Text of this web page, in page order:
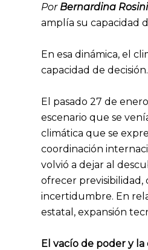
Por Bernardina Rosini
amplía su capacidad
En esa dinámica, el
capacidad de decisión.
El pasado 27 de
escenario que se
climática que se
coordinación
volvió a dejar al
ofrecer previsibilidad,
incertidumbre. En
estatal, expansión
El vacío de poder y